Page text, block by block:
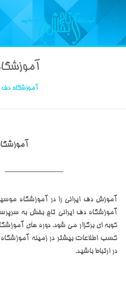
آموزشگاه دف
آموزش دف ایرانی را در آموزشگاه
آموزشگاه دف ایرانی تاج بخش به
کوبه ای برگزار می شود. دوره های
کسب اطلاعات بیشتر در زمینه
در ارتباط باشید.